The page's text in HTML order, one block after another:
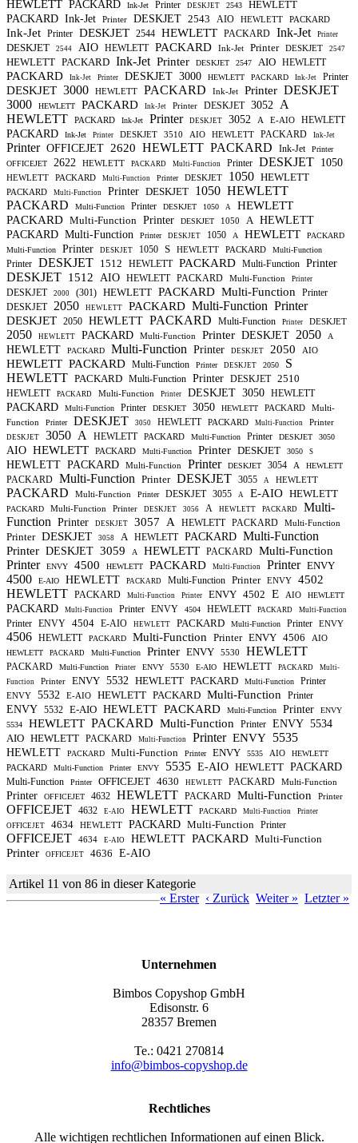
HEWLETT PACKARD Ink-Jet Printer DESKJET 2543
HEWLETT
PACKARD Ink-Jet Printer DESKJET 2543 AIO HEWLETT PACKARD
Ink-Jet Printer DESKJET 2544 HEWLETT PACKARD Ink-Jet Printer
DESKJET 2544 AIO HEWLETT PACKARD Ink-Jet Printer DESKJET 2547
HEWLETT PACKARD Ink-Jet Printer DESKJET 2547 AIO HEWLETT
PACKARD Ink-Jet Printer DESKJET 3000 HEWLETT PACKARD Ink-Jet Printer
DESKJET 3000 HEWLETT PACKARD Ink-Jet Printer DESKJET
3000
HEWLETT PACKARD Ink-Jet Printer DESKJET 3052
A
HEWLETT
PACKARD Ink-Jet Printer DESKJET 3052 A E-AIO HEWLETT
PACKARD Ink-Jet Printer DESKJET 3510 AIO HEWLETT PACKARD Ink-Jet
Printer OFFICEJET 2620 HEWLETT PACKARD Ink-Jet
Printer
OFFICEJET
2622 HEWLETT PACKARD Multi-Function Printer DESKJET 1050
HEWLETT PACKARD Multi-Function Printer DESKJET 1050 HEWLETT
PACKARD Multi-Function Printer DESKJET 1050 HEWLETT
PACKARD
Multi-Function Printer DESKJET 1050 A
HEWLETT
PACKARD Multi-Function Printer DESKJET 1050 A HEWLETT
PACKARD Multi-Function Printer DESKJET 1050 A HEWLETT
PACKARD
Multi-Function
Printer DESKJET 1050 S HEWLETT PACKARD Multi-Function
Printer DESKJET 1512 HEWLETT PACKARD Multi-Function Printer
DESKJET 1512 AIO HEWLETT PACKARD Multi-Function Printer
DESKJET 2000 (301) HEWLETT PACKARD Multi-Function
Printer
DESKJET
2050 HEWLETT PACKARD Multi-Function Printer
DESKJET 2050 HEWLETT PACKARD Multi-Function Printer DESKJET
2050 HEWLETT PACKARD Multi-Function Printer DESKJET 2050 A
HEWLETT PACKARD Multi-Function Printer DESKJET 2050 AIO
HEWLETT PACKARD Multi-Function Printer DESKJET 2050
S
HEWLETT PACKARD Multi-Function Printer DESKJET 2510
HEWLETT PACKARD Multi-Function Printer DESKJET 3050 HEWLETT
PACKARD Multi-Function Printer DESKJET 3050 HEWLETT PACKARD
Multi-
Function
Printer DESKJET 3050 HEWLETT PACKARD Multi-Function Printer
DESKJET 3050 A HEWLETT PACKARD Multi-Function Printer DESKJET 3050
AIO HEWLETT PACKARD Multi-Function Printer DESKJET 3050 S
HEWLETT PACKARD Multi-Function Printer DESKJET 3054 A HEWLETT
PACKARD Multi-Function Printer DESKJET 3055 A HEWLETT
PACKARD Multi-Function Printer DESKJET 3055 A E-AIO HEWLETT
PACKARD Multi-Function Printer DESKJET 3056 A HEWLETT PACKARD
Multi-
Function Printer DESKJET 3057 A HEWLETT PACKARD Multi-Function
Printer DESKJET 3058 A HEWLETT PACKARD Multi-Function
Printer DESKJET 3059 A HEWLETT PACKARD Multi-Function
Printer ENVY 4500 HEWLETT PACKARD Multi-Function Printer ENVY
4500 E-AIO HEWLETT PACKARD Multi-Function Printer ENVY 4502
HEWLETT PACKARD Multi-Function Printer ENVY 4502 E AIO HEWLETT
PACKARD Multi-Function Printer ENVY 4504 HEWLETT PACKARD Multi-Function
Printer ENVY 4504 E-AIO HEWLETT PACKARD Multi-Function Printer ENVY
4506 HEWLETT PACKARD Multi-Function Printer ENVY 4506 AIO
HEWLETT PACKARD Multi-Function Printer ENVY 5530 HEWLETT
PACKARD Multi-Function Printer ENVY 5530 E-AIO HEWLETT PACKARD
Multi-
Function
Printer ENVY 5532 HEWLETT PACKARD Multi-Function Printer
ENVY 5532 E-AIO HEWLETT PACKARD Multi-Function Printer
ENVY 5532 E-AIO HEWLETT PACKARD Multi-Function Printer
ENVY
5534
HEWLETT PACKARD Multi-Function Printer ENVY 5534
AIO HEWLETT PACKARD Multi-Function Printer ENVY 5535
HEWLETT PACKARD Multi-Function Printer ENVY 5535 AIO HEWLETT
PACKARD Multi-Function Printer ENVY 5535 E-AIO HEWLETT PACKARD
Multi-Function Printer OFFICEJET 4630 HEWLETT PACKARD Multi-Function
Printer OFFICEJET 4632 HEWLETT PACKARD Multi-Function Printer
OFFICEJET 4632 E-AIO HEWLETT PACKARD Multi-Function
Printer
OFFICEJET
4634 HEWLETT PACKARD Multi-Function Printer
OFFICEJET 4634 E-AIO HEWLETT PACKARD Multi-Function
Printer OFFICEJET 4636 E-AIO
Artikel 11 von 86 in dieser Kategorie
« Erster ‹ Zurück Weiter » Letzter »
Unternehmen
Bimbos Copyshop GmbH
Edisonstr. 6
28357 Bremen
Te.: 0421 270814
info@bimbos-copyshop.de
Rechtliches
Alle wichtigen rechtlichen Informationen auf einen Blick.